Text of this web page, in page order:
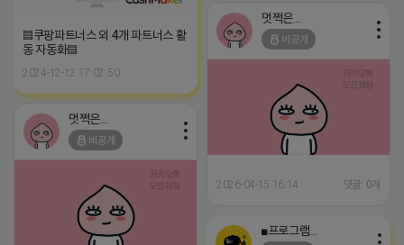
▤쿠팡파트너스 외 4개 파트너스 활
동 자동화▤
2024-12-12 17:02:50
멋쩍은 튜브
비공개
2026-04-15 16:14 댓글: 0개
멋쩍은 튜브
비공개